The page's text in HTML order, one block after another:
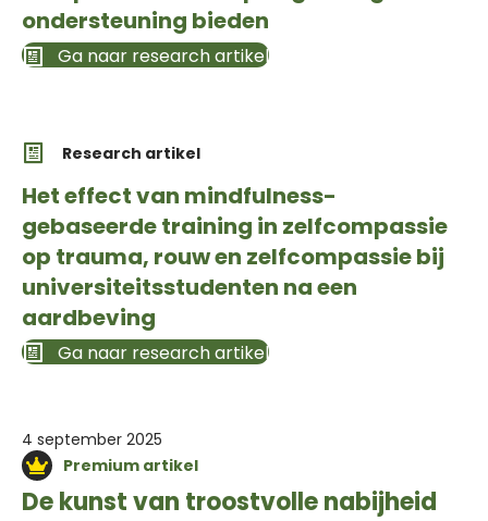
ondersteuning bieden
Ga naar research artikel
Research artikel
Het effect van mindfulness-
gebaseerde training in zelfcompassie
op trauma, rouw en zelfcompassie bij
universiteitsstudenten na een
aardbeving
Ga naar research artikel
4 september 2025
Premium artikel
De kunst van troostvolle nabijheid